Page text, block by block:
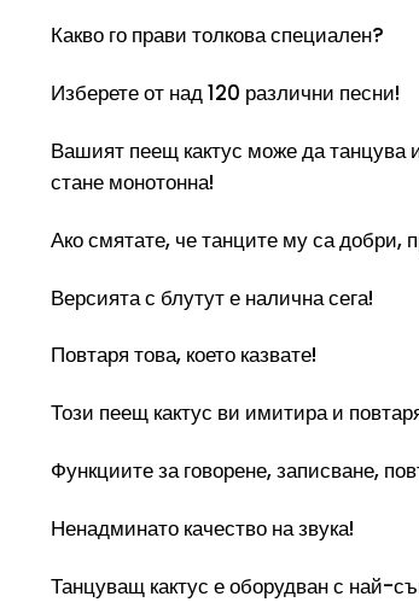
Какво го прави толкова специален?
Изберете от над 120 различни песни!
Вашият пеещ кактус може да танцува
стане монотонна!
Ако смятате, че танците му са добри,
Версията с блутут е налична сега!
Повтаря това, което казвате!
Този пеещ кактус ви имитира и
Функциите за говорене, записване,
Ненадминато качество на звука!
Танцуващ кактус е оборудван с най-